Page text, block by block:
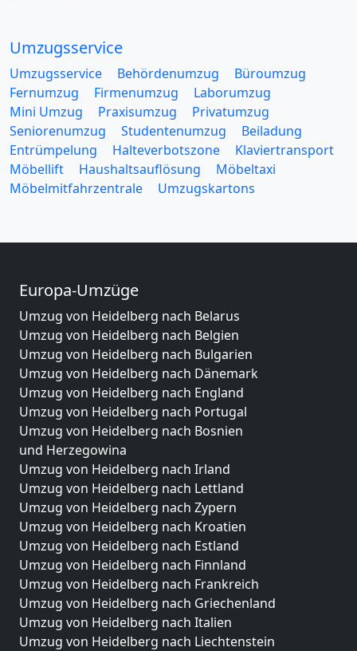
Umzugsservice
Umzugsservice Behördenumzug
Büroumzug
Fernumzug
Firmenumzug
Laborumzug
Mini Umzug
Praxisumzug
Privatumzug
Seniorenumzug
Studentenumzug
Beiladung
Entrümpelung
Halteverbotszone
Klaviertransport
Möbellift
Haushaltsauflösung
Möbeltaxi
Möbelmitfahrzentrale
Umzugskartons
Europa-Umzüge
Umzug von Heidelberg nach Belarus
Umzug von Heidelberg nach Belgien
Umzug von Heidelberg nach Bulgarien
Umzug von Heidelberg nach Dänemark
Umzug von Heidelberg nach England
Umzug von Heidelberg nach Portugal
Umzug von Heidelberg nach Bosnien
und Herzegowina
Umzug von Heidelberg nach Irland
Umzug von Heidelberg nach Lettland
Umzug von Heidelberg nach Zypern
Umzug von Heidelberg nach Kroatien
Umzug von Heidelberg nach Estland
Umzug von Heidelberg nach Finnland
Umzug von Heidelberg nach Frankreich
Umzug von Heidelberg nach Griechenland
Umzug von Heidelberg nach Italien
Umzug von Heidelberg nach Liechtenstein